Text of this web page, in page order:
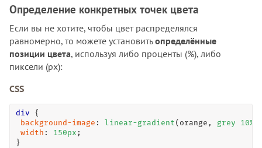
Определение конкретных точек цвета
Если вы не хотите, чтобы цвет распределялся
равномерно, то можете установитьопределённые
позиции цвета, используя либо проценты (%), либо
пиксели (px):
CSS
div {
background-image : linear-gradient (orange, grey 10%
width : 150px ;
}